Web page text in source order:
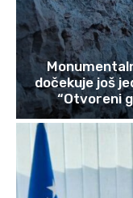
dočekuje još
“Otvoreni